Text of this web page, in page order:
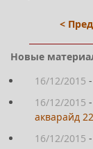
<
Новые
16/12/2015 -
16/12/2015 -
акварайд
16/12/2015 -